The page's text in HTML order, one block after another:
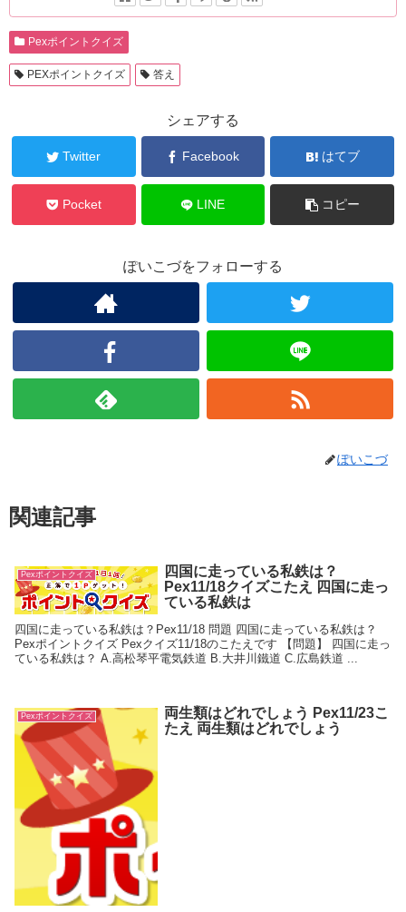
Pexポイントクイズ
PEXポイントクイズ 答え
シェアする
Twitter Facebook はてブ
Pocket LINE コピー
ぽいこづをフォローする
ぽいこづ
関連記事
Pexポイントクイズ
四国に走っている私鉄は？
Pex11/18クイズこたえ 四国に走っ
ている私鉄は
四国に走っている私鉄は？Pex11/18 問題 四国に走っている私鉄は？
Pexポイントクイズ Pexクイズ11/18のこたえです 【問題】 四国に走っ
ている私鉄は？ A.高松琴平電気鉄道 B.大井川鐵道 C.広島鉄道 ...
Pexポイントクイズ
両生類はどれでしょう Pex11/23こ
たえ 両生類はどれでしょう